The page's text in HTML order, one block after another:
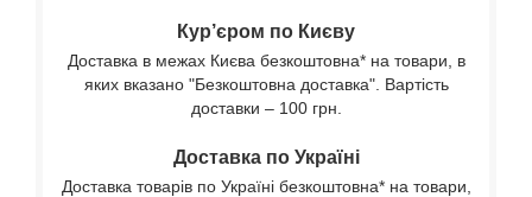
Кур’єром по Києву
Доставка в межах Києва безкоштовна* на товари, в
яких вказано "Безкоштовна доставка". Вартість
доставки – 100 грн.
Доставка по Україні
Доставка товарів по Україні безкоштовна* на товари,